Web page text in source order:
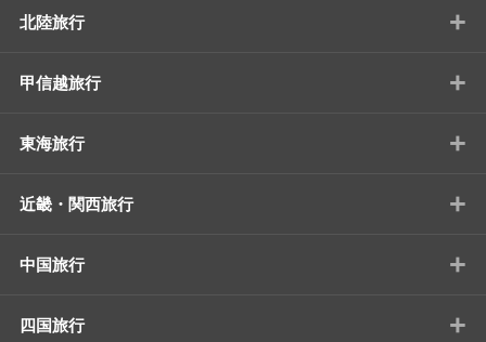
北陸旅行 +
甲信越旅行 +
東海旅行 +
近畿・関西旅行 +
中国旅行 +
四国旅行 +